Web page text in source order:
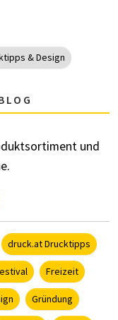
& Design
und
druck.at Drucktipps
Freizeit
Gründung